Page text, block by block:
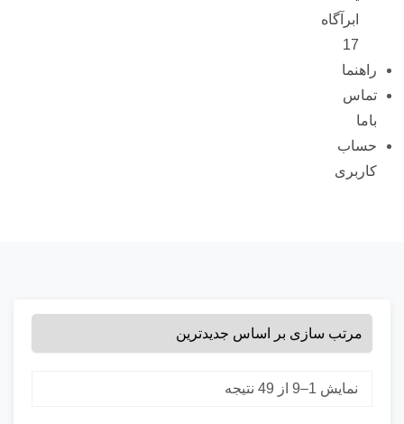
ابرآگاه
17
راهنما
تماس
باما
حساب
کاربری
نمایش 1–9 از 49 نتیجه